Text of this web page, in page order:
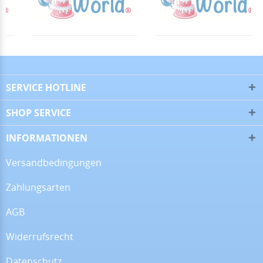
SERVICE HOTLINE
SHOP SERVICE
INFORMATIONEN
Versandbedingungen
Zahlungsarten
AGB
Widerrufsrecht